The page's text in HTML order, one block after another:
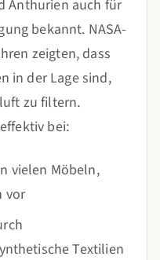
Anthurien auch für
bekannt. NASA-
zeigten, dass
in der Lage sind,
zu filtern.
bei:
vielen Möbeln,
vor
Textilien